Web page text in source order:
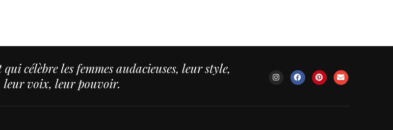
célèbre les femmes audacieuses, leur style,
leur voix, leur pouvoir.